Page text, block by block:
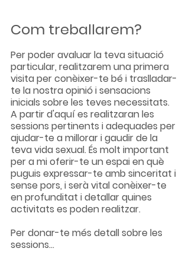
Com treballarem?
Per poder avaluar la teva situació
particular, realitzarem una primera
visita per conèixer-te bé i traslladar-
te la nostra opinió i sensacions
inicials sobre les teves necessitats.
A partir d'aquí es realitzaran les
sessions pertinents i adequades per
ajudar-te a millorar i gaudir de la
teva vida sexual. És molt important
per a mi oferir-te un espai en què
puguis expressar-te amb sinceritat i
sense pors, i serà vital conèixer-te
en profunditat i detallar quines
activitats es poden realitzar.
Per donar-te més detall sobre les
sessions...